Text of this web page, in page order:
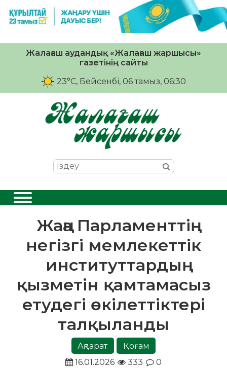
Жалағаш аудандық «Жалағаш жаршысы»
газетінің сайты
23°C, Бейсенбі, 06 тамыз, 06:30
Жаңа Парламенттің
негізгі мемлекеттік
институттардың
қызметін қамтамасыз
етудегі өкілеттіктері
талқыланды
Ақпарат
Қоғам
16.01.2026
333 0